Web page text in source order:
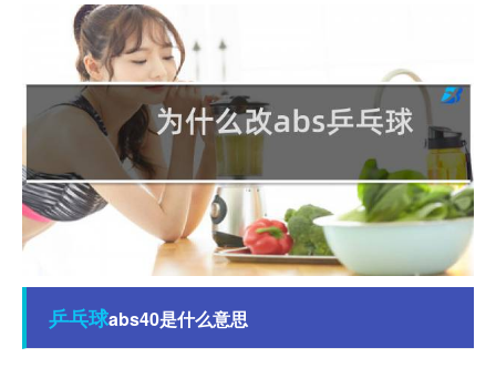
乒乓球abs40是什么意思